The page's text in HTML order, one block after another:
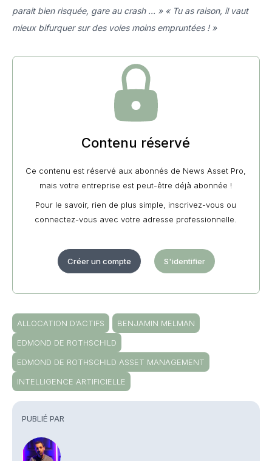
PUBLIÉ PAR
parait bien risquée, gare au crash ... » « Tu as raison, il vaut
mieux bifurquer sur des voies moins empruntées ! »
Contenu réservé
Ce contenu est réservé aux abonnés de News Asset Pro,
mais votre entreprise est peut-être déjà abonnée !
Pour le savoir, rien de plus simple, inscrivez-vous ou
connectez-vous avec votre adresse professionnelle.
Créer un compte S'identifier
ALLOCATION D'ACTIFS
BENJAMIN MELMAN
EDMOND DE ROTHSCHILD
EDMOND DE ROTHSCHILD ASSET MANAGEMENT
INTELLIGENCE ARTIFICIELLE